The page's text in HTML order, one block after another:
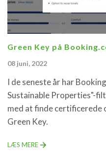
Green Key på
08 juni, 2022
I de seneste år har
Sustainable Properties"-
med at finde certificerede
Green Key.
LÆS MERE